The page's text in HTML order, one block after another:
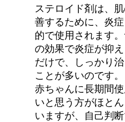
リンパ
余命っ
の？
副交感
気管支
ステロイド剤は、
善するために、炎
的で使用されます
の効果で炎症が抑
だけで、しっかり
ことが多いのです。
赤ちゃんに長期間
いと思う方がほと
いますが、自己判